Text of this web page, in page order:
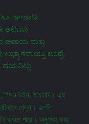
జూಜಾಟ
ಆಟಗಳು
ಅಪಾಯ ಮತ್ತು
ಅಂದ್ರೆ,
ದಯವಿಟ್ಟು
স্পিন উইন, ইত্যাদি। এই
খেলুন। এগুলি
করতে পারে। অনুগ্রহ করে